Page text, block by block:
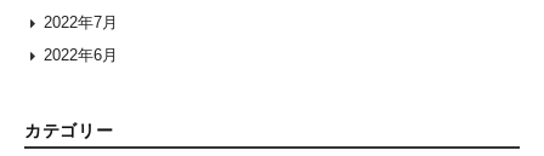
2022年7月
2022年6月
カテゴリー